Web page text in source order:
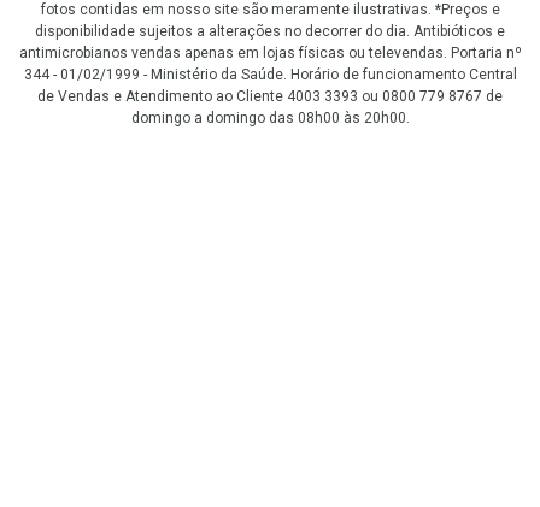
fotos contidas em nosso site são meramente ilustrativas. *Preços e
disponibilidade sujeitos a alterações no decorrer do dia. Antibióticos e
antimicrobianos vendas apenas em lojas físicas ou televendas. Portaria nº
344 - 01/02/1999 - Ministério da Saúde. Horário de funcionamento Central
de Vendas e Atendimento ao Cliente 4003 3393 ou 0800 779 8767 de
domingo a domingo das 08h00 às 20h00.